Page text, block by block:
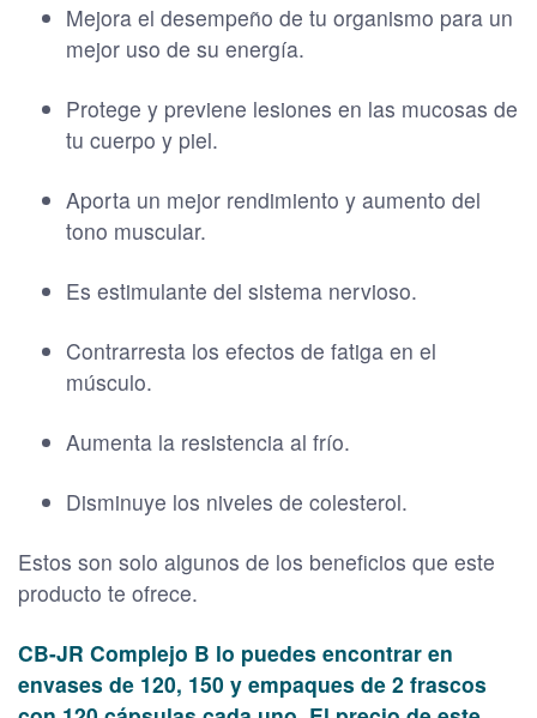
Mejora el desempeño de tu organismo para un
mejor uso de su energía.
Protege y previene lesiones en las mucosas de
tu cuerpo y piel.
Aporta un mejor rendimiento y aumento del
tono muscular.
Es estimulante del sistema nervioso.
Contrarresta los efectos de fatiga en el
músculo.
Aumenta la resistencia al frío.
Disminuye los niveles de colesterol.
Estos son solo algunos de los beneficios que este
producto te ofrece.
CB-JR Complejo B lo puedes encontrar en
envases de 120, 150 y empaques de 2 frascos